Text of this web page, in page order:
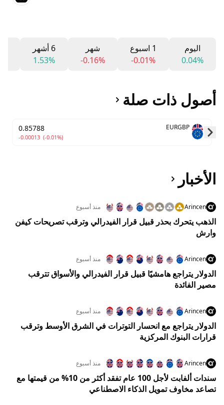
اليوم
0.04%
1 اسبوع
-0.01%
شهر
-0.16%
6 أشهر
1.53%
أصول ذات صلة
EURGBP
0.85788
-0.00013 (-0.01%)
الأخبار
Arincen منذ أسبوع
الذهب يتحرك بحذر قبيل قرار الفيدرالي وترقب تصريحات كيفن
وارش
Arincen منذ أسبوع
الدولار يتراجع هامشيًا قبيل قرار الفيدرالي والأسواق تترقب
مصير الفائدة
Arincen منذ أسبوع
الدولار يتراجع مع انحسار التوترات في الشرق الأوسط وترقب
قرارات البنوك المركزية
Arincen منذ أسبوع
سندات ألفابت لأجل 100 عام تفقد أكثر من 10% من قيمتها مع
تصاعد مخاوف تمويل الذكاء الاصطناعي